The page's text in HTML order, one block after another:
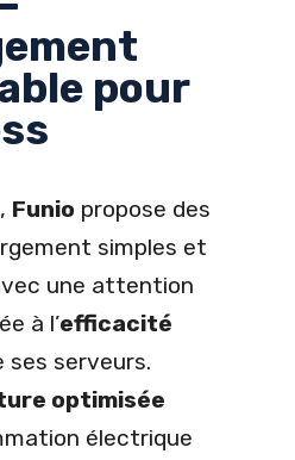
pour
Funio propose des
simples et
une attention
à l’efficacité
ses serveurs.
optimisée
électrique